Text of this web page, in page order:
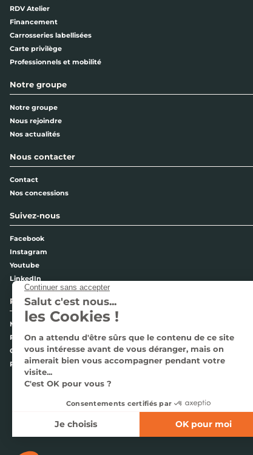
RDV Atelier
Financement
Carrosseries labellisées
Carte privilège
Professionnels et mobilité
Notre groupe
Notre groupe
Nous rejoindre
Nos actualités
Nous contacter
Contact
Nos concessions
Suivez-nous
Facebook
Instagram
Youtube
LinkedIn
Pages légales
Mentions légales
Politique de confidentialité
Cookies
Plan du site